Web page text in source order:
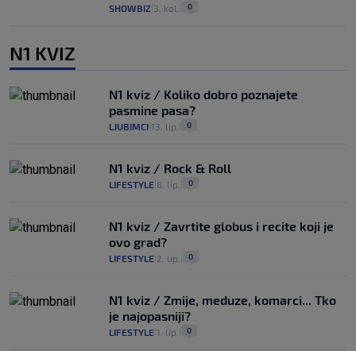
SHOWBIZ 3. kol. 0
N1 KVIZ
N1 kviz / Koliko dobro poznajete
pasmine pasa?
LJUBIMCI 13. lip. 0
N1 kviz / Rock & Roll
LIFESTYLE 8. lip. 0
N1 kviz / Zavrtite globus i recite koji je
ovo grad?
LIFESTYLE 2. lip. 0
N1 kviz / Zmije, meduze, komarci... Tko
je najopasniji?
LIFESTYLE 1. lip. 0